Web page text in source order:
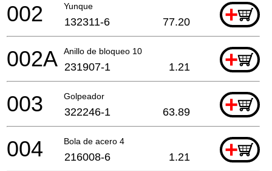
Yunque +
002 132311-6 77.20
Anillo de bloqueo 10 +
002A 231907-1 1.21
Golpeador +
003 322246-1 63.89
Bola de acero 4 +
004 216008-6 1.21